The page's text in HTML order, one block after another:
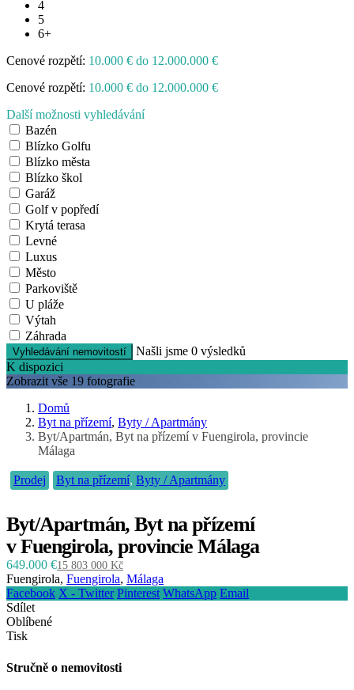
4
5
6+
Cenové rozpětí: 10.000 € do 12.000.000 €
Cenové rozpětí: 10.000 € do 12.000.000 €
Další možnosti vyhledávání
Bazén
Blízko Golfu
Blízko města
Blízko škol
Garáž
Golf v popředí
Krytá terasa
Levné
Luxus
Město
Parkoviště
U pláže
Výtah
Záhrada
Vyhledávání nemovitostí Našli jsme0 výsledků
K dispozici
Zobrazit vše 19 fotografie
Domů
Byt na přízemí,Byty / Apartmány
Byt/Apartmán, Byt na přízemí v Fuengirola, provincie
Málaga
Prodej Byt na přízemí,Byty / Apartmány
Byt/Apartmán, Byt na přízemí
v Fuengirola, provincie Málaga
649.000 €15 803 000 Kč
Fuengirola,Fuengirola,Málaga
Facebook X - Twitter Pinterest WhatsApp Email
Sdílet
Oblíbené
Tisk
Stručně o nemovitosti